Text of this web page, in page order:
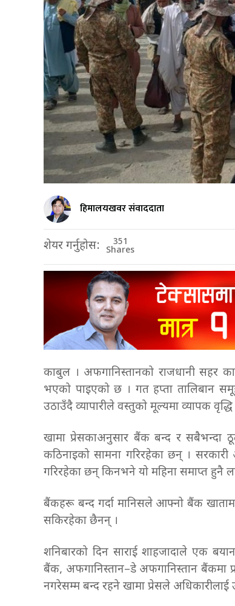
हिमालयखवर संवाददाता
शेयर गर्नुहोस: 351
Shares
काबुल । अफगानिस्तानको राजधानी सहर
भएको पाइएको छ । गत हप्ता तालिबान
उठाउँदै व्यापारीले वस्तुको मूल्यमा व्यापक
खामा प्रेसकाअनुसार बैंक बन्द र सबैभन्दा
कठिनाइको सामना गरिरहेका छन् ।
गरिरहेका छन् किनभने यो महिना समाप्त
बैंकहरू बन्द गर्दा मानिसले आफ्नो बैंक
सकिरहेका छैनन् ।
शनिबारको दिन साराई शाहजादाले एक
बैंक, अफगानिस्तान–डे अफगानिस्तान बैंकमा
नगरेसम्म बन्द रहने खामा प्रेसले